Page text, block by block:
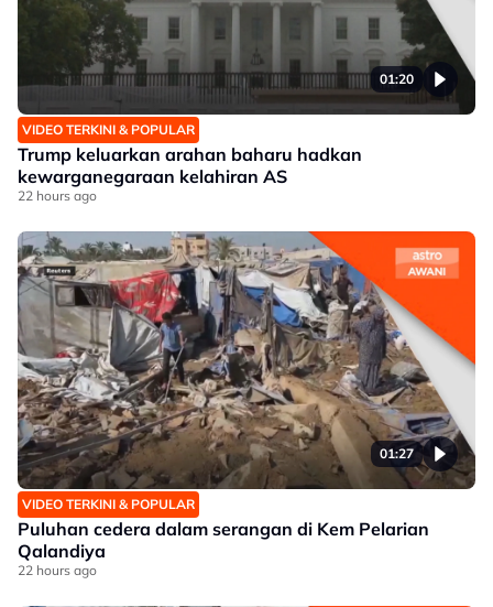
01:20
VIDEO TERKINI & POPULAR
Trump keluarkan arahan baharu hadkan
kewarganegaraan kelahiran AS
22 hours ago
01:27
VIDEO TERKINI & POPULAR
Puluhan cedera dalam serangan di Kem Pelarian
Qalandiya
22 hours ago